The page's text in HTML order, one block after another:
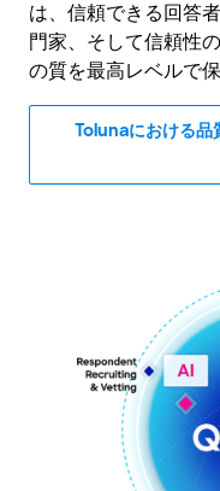
は、信頼できる回答
門家、そして信頼性
の質を最高レベルで保
Tolunaにおける品